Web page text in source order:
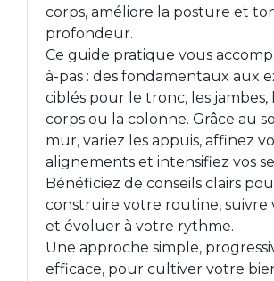
corps, améliore la posture et
profondeur.
Ce guide pratique vous
à-pas : des fondamentaux aux
ciblés pour le tronc, les
corps ou la colonne. Grâce au
mur, variez les appuis, affinez
alignements et intensifiez vos
Bénéficiez de conseils clairs
construire votre routine, suivre
et évoluer à votre rythme.
Une approche simple,
efficace, pour cultiver votre